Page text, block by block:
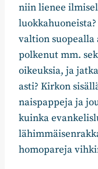
niin lienee
valtion suopealla
polkenut mm.
oikeuksia, ja
asti? Kirkon
naispappeja ja
kuinka
homopareja